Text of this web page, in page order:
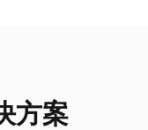
方案